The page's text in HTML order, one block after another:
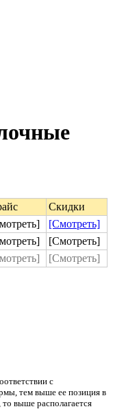
Скидки
[Смотреть]
[Смотреть]
[Смотреть]
с
тем выше ее позиция в
выше располагается